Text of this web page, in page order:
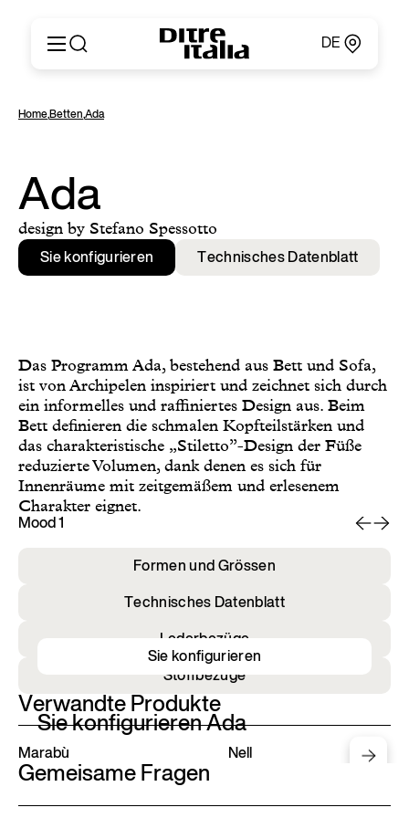
DE
Produkte
Kataloge und Materialien
Ditre Italia für Fachleute
Verkaufsstellen
Nachrichten & Presse
Geschützer Bereich
English
Español
Русский
简体中文
Home,Betten,Ada
Ada
design by Stefano Spessotto
Sie konfigurieren Technisches Datenblatt
Das Programm Ada, bestehend aus Bett und Sofa,
ist von Archipelen inspiriert und zeichnet sich durch
ein informelles und raffiniertes Design aus. Beim
Bett definieren die schmalen Kopfteilstärken und
das charakteristische „Stiletto”-Design der Füße
reduzierte Volumen, dank denen es sich für
Innenräume mit zeitgemäßem und erlesenem
Charakter eignet.
Mood 1
Formen und Grössen
Technisches Datenblatt
Lederbezüge
Stoffbezüge
Sie konfigurieren Ada
Sie konfigurieren
Verwandte Produkte
Marabù Nell
Gemeisame Fragen